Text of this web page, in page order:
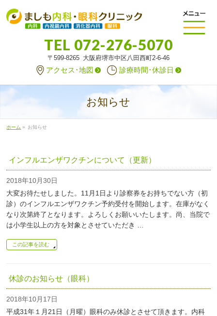
TEL 072-276-5070
〒599-8265 大阪府堺市中区八田西町2-6-46
アクセス･地図 診療時間･休診日
お知らせ
ホーム » お知らせ
インフルエンザワクチンについて（更新）
2018年10月30日
大変お待たせしました。11月1日より診察券をお持ちでない方（初
診）のインフルエンザワクチン予約受付を開始します。在庫がなく
なり次第終了となります。よろしくお願いいたします。尚、当院で
は小学生以上の方を対象とさせていただき …
この記事を読む
休診のお知らせ（眼科）
2018年10月17日
平成31年１月21日（月曜）眼科のみ休診とさせて頂きます。内科